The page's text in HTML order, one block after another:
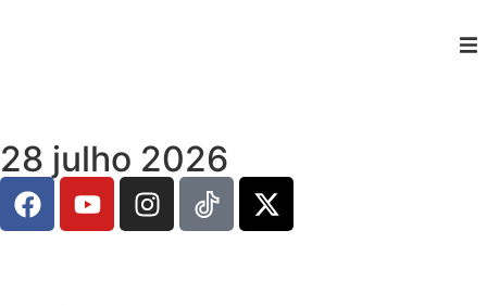
28 julho 2026